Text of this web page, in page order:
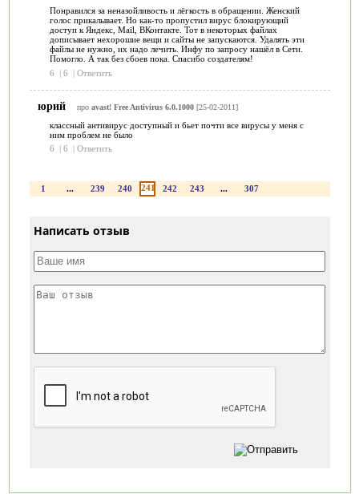
Понравился за неназойливость и лёгкость в обращении. Женский
голос прикалывает. Но как-то пропустил вирус блокирующий
доступ к Яндекс, Mail, ВКонтакте. Тот в некоторых файлах
дописывает нехорошие вещи и сайты не запускаются. Удалять эти
файлы не нужно, их надо лечить. Инфу по запросу нашёл в Сети.
Помогло. А так без сбоев пока. Спасибо создателям!
6
| 6 | Ответить
юрий про avast! Free Antivirus 6.0.1000[25-02-2011]
классный антивирус доступный и бьет почти все вирусы у меня с
ним проблем не было
6
| 6 | Ответить
1 ... 239 240 241 242 243 ... 307
Написать отзыв